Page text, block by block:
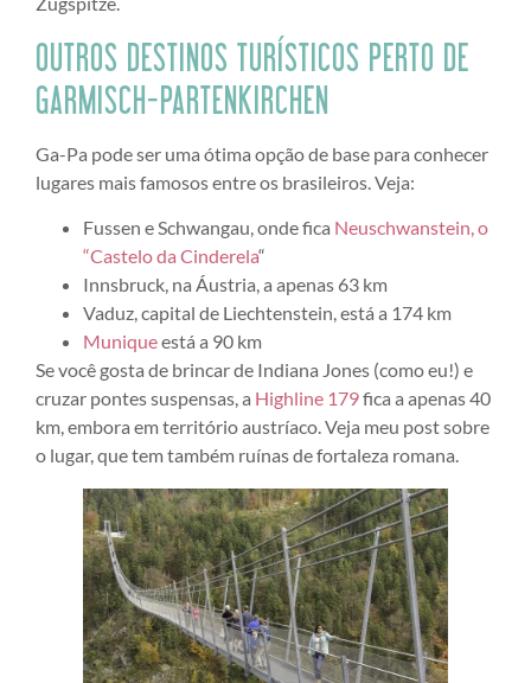
OUTROS DESTINOS TURÍSTICOS PERTO DE
GARMISCH-PARTENKIRCHEN
Ga-Pa pode ser uma ótima opção de base para conhecer
lugares mais famosos entre os brasileiros. Veja:
Fussen e Schwangau, onde fica Neuschwanstein, o
“Castelo da Cinderela“
Innsbruck, na Áustria, a apenas 63 km
Vaduz, capital de Liechtenstein, está a 174 km
Muniqueestá a 90 km
Se você gosta de brincar de Indiana Jones (como eu!) e
cruzar pontes suspensas, a Highline 179fica a apenas 40
km, embora em território austríaco. Veja meu post sobre
o lugar, que tem também ruínas de fortaleza romana.